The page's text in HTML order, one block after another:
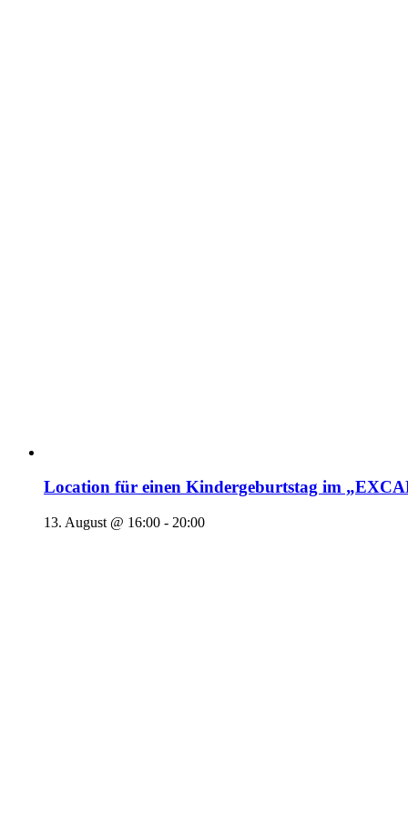
Location für einen Kindergeburtstag im
13. August @ 16:00 - 20:00